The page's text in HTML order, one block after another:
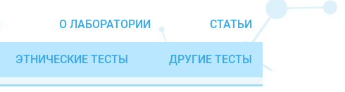
О ЛАБОРАТОРИИ СТАТЬИ
ЭТНИЧЕСКИЕ ТЕСТЫ ДРУГИЕ ТЕСТЫ